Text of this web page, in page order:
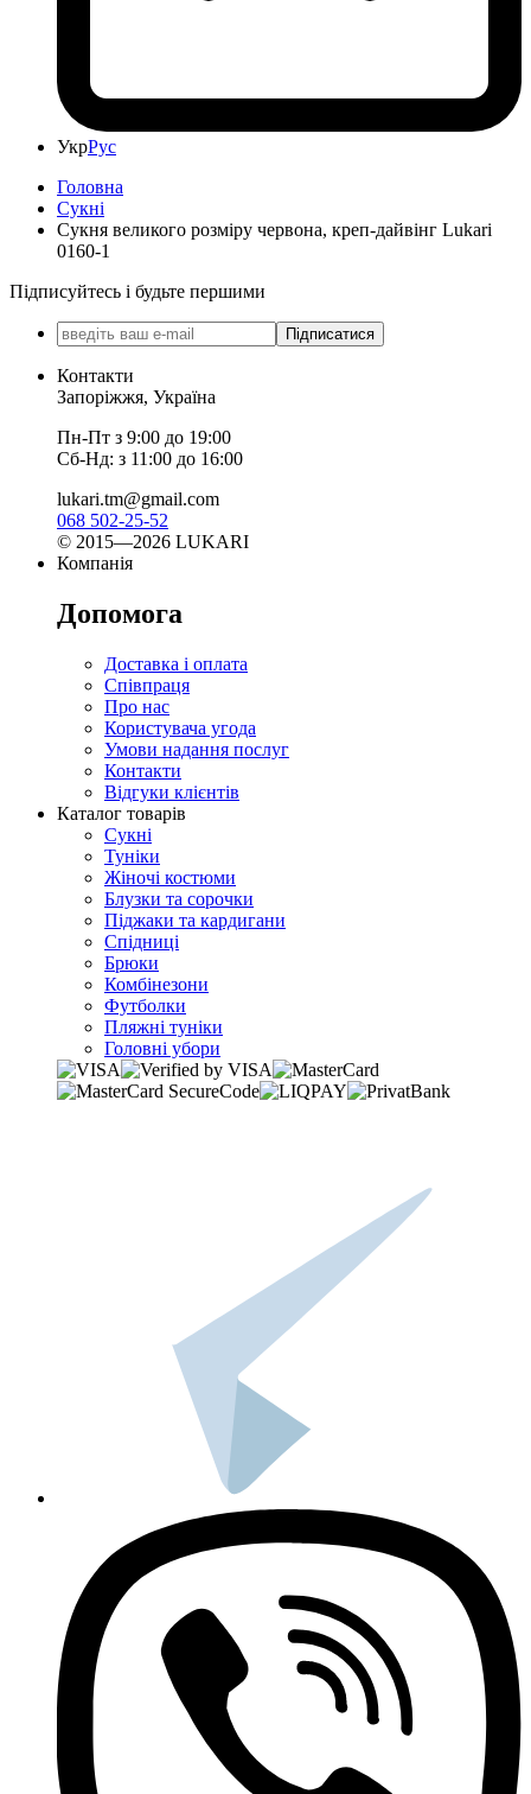
УкрРус
Головна
Сукні
Сукня великого розміру червона, креп-дайвінг Lukari
0160-1
Підписуйтесь і будьте першими
Підписатися
Контакти
Запоріжжя, Україна
Пн-Пт з 9:00 до 19:00
Сб-Нд: з 11:00 до 16:00
lukari.tm@gmail.com
068 502-25-52
© 2015—2026 LUKARI
Компанія
Допомога
Доставка і оплата
Співпраця
Про нас
Користувача угода
Умови надання послуг
Контакти
Відгуки клієнтів
Каталог товарів
Сукні
Туніки
Жіночі костюми
Блузки та сорочки
Піджаки та кардигани
Спідниці
Брюки
Комбінезони
Футболки
Пляжні туніки
Головні убори